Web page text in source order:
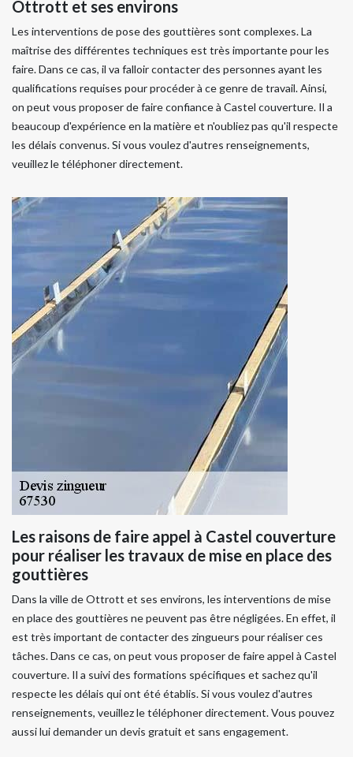
Ottrott et ses environs
Les interventions de pose des gouttières sont complexes. La
maîtrise des différentes techniques est très importante pour les
faire. Dans ce cas, il va falloir contacter des personnes ayant les
qualifications requises pour procéder à ce genre de travail. Ainsi,
on peut vous proposer de faire confiance à Castel couverture. Il a
beaucoup d'expérience en la matière et n'oubliez pas qu'il respecte
les délais convenus. Si vous voulez d'autres renseignements,
veuillez le téléphoner directement.
Les raisons de faire appel à Castel couverture
pour réaliser les travaux de mise en place des
gouttières
Dans la ville de Ottrott et ses environs, les interventions de mise
en place des gouttières ne peuvent pas être négligées. En effet, il
est très important de contacter des zingueurs pour réaliser ces
tâches. Dans ce cas, on peut vous proposer de faire appel à Castel
couverture. Il a suivi des formations spécifiques et sachez qu'il
respecte les délais qui ont été établis. Si vous voulez d'autres
renseignements, veuillez le téléphoner directement. Vous pouvez
aussi lui demander un devis gratuit et sans engagement.